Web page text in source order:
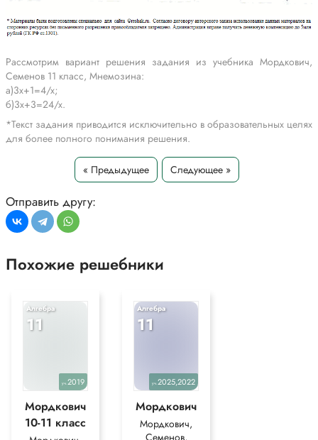
Рассмотрим вариант решения задания из учебника Мордкович,
Семенов 11 класс, Мнемозина:
а)3x+1=4/x;
б)3x+3=24/x.
*Текст задания приводится исключительно в образовательных целях
для более полного понимания решения.
« Предыдущее Следующее »
Отправить другу:
Похожие решебники
Алгебра
11
уч.2019
Мордкович
10-11 класс
Алгебра
11
уч.2025,2022
Мордкович
Мордкович,